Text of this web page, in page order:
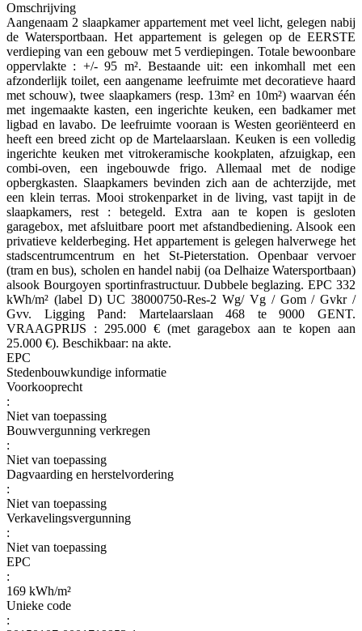
Omschrijving
Aangenaam 2 slaapkamer appartement met veel licht, gelegen nabij
de Watersportbaan. Het appartement is gelegen op de EERSTE
verdieping van een gebouw met 5 verdiepingen. Totale bewoonbare
oppervlakte : +/- 95 m². Bestaande uit: een inkomhall met een
afzonderlijk toilet, een aangename leefruimte met decoratieve haard
met schouw), twee slaapkamers (resp. 13m² en 10m²) waarvan één
met ingemaakte kasten, een ingerichte keuken, een badkamer met
ligbad en lavabo. De leefruimte vooraan is Westen georiënteerd en
heeft een breed zicht op de Martelaarslaan. Keuken is een volledig
ingerichte keuken met vitrokeramische kookplaten, afzuigkap, een
combi-oven, een ingebouwde frigo. Allemaal met de nodige
opbergkasten. Slaapkamers bevinden zich aan de achterzijde, met
een klein terras. Mooi strokenparket in de living, vast tapijt in de
slaapkamers, rest : betegeld. Extra aan te kopen is gesloten
garagebox, met afsluitbare poort met afstandbediening. Alsook een
privatieve kelderbeging. Het appartement is gelegen halverwege het
stadscentrumcentrum en het St-Pieterstation. Openbaar vervoer
(tram en bus), scholen en handel nabij (oa Delhaize Watersportbaan)
alsook Bourgoyen sportinfrastructuur. Dubbele beglazing. EPC 332
kWh/m² (label D) UC 38000750-Res-2 Wg/ Vg / Gom / Gvkr /
Gvv. Ligging Pand: Martelaarslaan 468 te 9000 GENT.
VRAAGPRIJS : 295.000 € (met garagebox aan te kopen aan
25.000 €). Beschikbaar: na akte.
EPC
Stedenbouwkundige informatie
Voorkooprecht
:
Niet van toepassing
Bouwvergunning verkregen
:
Niet van toepassing
Dagvaarding en herstelvordering
:
Niet van toepassing
Verkavelingsvergunning
:
Niet van toepassing
EPC
:
169 kWh/m²
Unieke code
: